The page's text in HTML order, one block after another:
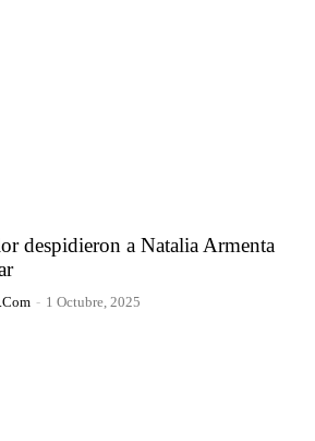
despidieron a Natalia Armenta
- 1 Octubre, 2025